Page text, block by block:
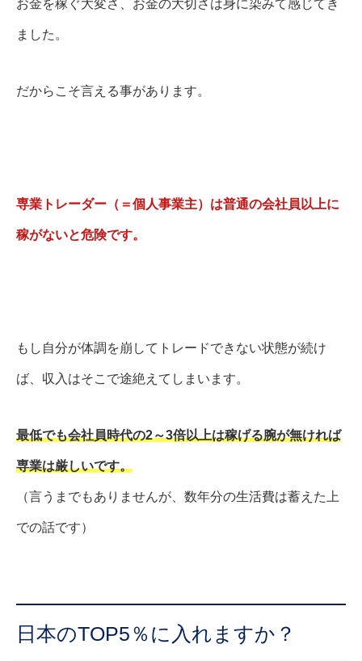
お金を稼ぐ大変さ、お金の大切さは身に染みて感じてき
ました。
だからこそ言える事があります。
専業トレーダー（＝個人事業主）は普通の会社員以上に
稼がないと危険です。
もし自分が体調を崩してトレードできない状態が続け
ば、収入はそこで途絶えてしまいます。
最低でも会社員時代の2～3倍以上は稼げる腕が無ければ
専業は厳しいです。
（言うまでもありませんが、数年分の生活費は蓄えた上
での話です）
日本のTOP5％に入れますか？